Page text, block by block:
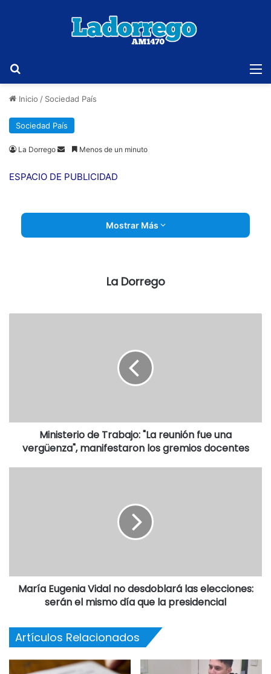
Inicio / Sociedad País
Sociedad País
La Dorrego
Send
email
Menos de un minuto
ESPACIO DE PUBLICIDAD
Mostrar Más
La Dorrego
Ministerio de Trabajo: "La reunión fue una
vergüenza", manifestaron los gremios docentes
María Eugenia Vidal no desdoblará las elecciones:
serán el mismo día que la presidencial
Artículos Relacionados